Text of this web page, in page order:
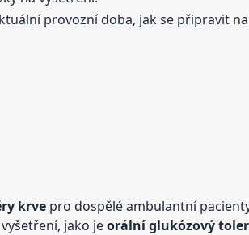
provozní doba, jak se připravit
krve pro dospělé ambulantní
jako jeorální glukózový